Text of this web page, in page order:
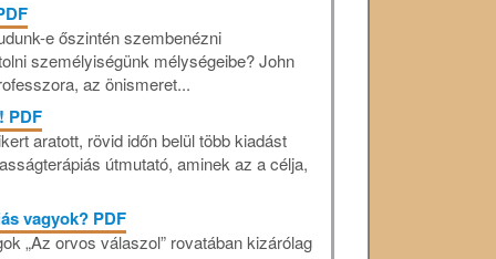
e őszintén szembenézni
személyiségünk mélységeibe? John
az önismeret...
PDF
aratott, rövid időn belül több kiadást
útmutató, aminek az a célja,
vagyok? PDF
„Az orvos válaszol” rovatában kizárólag